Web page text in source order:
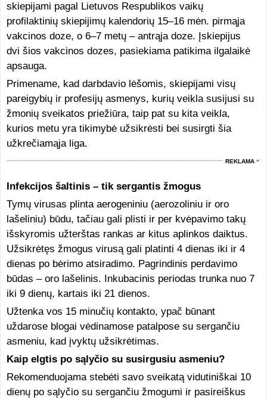
skiepijami pagal Lietuvos Respublikos vaikų
profilaktinių skiepijimų kalendorių 15–16 mėn. pirmąja
vakcinos doze, o 6–7 metų – antrąja doze. Įskiepijus
dvi šios vakcinos dozes, pasiekiama patikima ilgalaikė
apsauga.
Primename, kad darbdavio lėšomis, skiepijami visų
pareigybių ir profesijų asmenys, kurių veikla susijusi su
žmonių sveikatos priežiūra, taip pat su kita veikla,
kurios metu yra tikimybė užsikrėsti bei susirgti šia
užkrečiamąja liga.
REKLAMA
Infekcijos šaltinis – tik sergantis žmogus
Tymų virusas plinta aerogeniniu (aerozoliniu ir oro
lašeliniu) būdu, tačiau gali plisti ir per kvėpavimo takų
išskyromis užterštas rankas ar kitus aplinkos daiktus.
Užsikrėtęs žmogus virusą gali platinti 4 dienas iki ir 4
dienas po bėrimo atsiradimo. Pagrindinis perdavimo
būdas – oro lašelinis. Inkubacinis periodas trunka nuo 7
iki 9 dienų, kartais iki 21 dienos.
Užtenka vos 15 minučių kontakto, ypač būnant
uždarose blogai vėdinamose patalpose su sergančiu
asmeniu, kad įvyktų užsikrėtimas.
Kaip elgtis po sąlyčio su susirgusiu asmeniu?
Rekomenduojama stebėti savo sveikatą vidutiniškai 10
dienų po sąlyčio su sergančiu žmogumi ir pasireiškus